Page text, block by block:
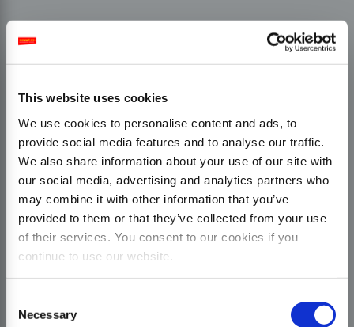
This website uses cookies
We use cookies to personalise content and ads, to
provide social media features and to analyse our traffic.
We also share information about your use of our site with
our social media, advertising and analytics partners who
may combine it with other information that you’ve
provided to them or that they’ve collected from your use
of their services. You consent to our cookies if you
continue to use our website.
Selection
Necessary